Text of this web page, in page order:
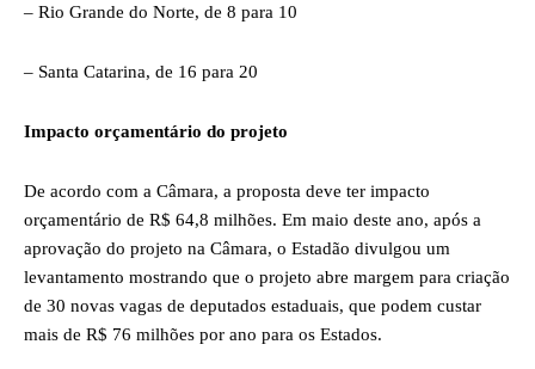
– Rio Grande do Norte, de 8 para 10
– Santa Catarina, de 16 para 20
Impacto orçamentário do projeto
De acordo com a Câmara, a proposta deve ter impacto
orçamentário de R$ 64,8 milhões. Em maio deste ano, após a
aprovação do projeto na Câmara, o Estadão divulgou um
levantamento mostrando que o projeto abre margem para criação
de 30 novas vagas de deputados estaduais, que podem custar
mais de R$ 76 milhões por ano para os Estados.